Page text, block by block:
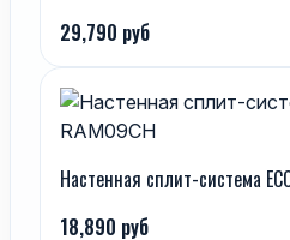
29,790 руб
Настенная сплит-система
18,890 руб